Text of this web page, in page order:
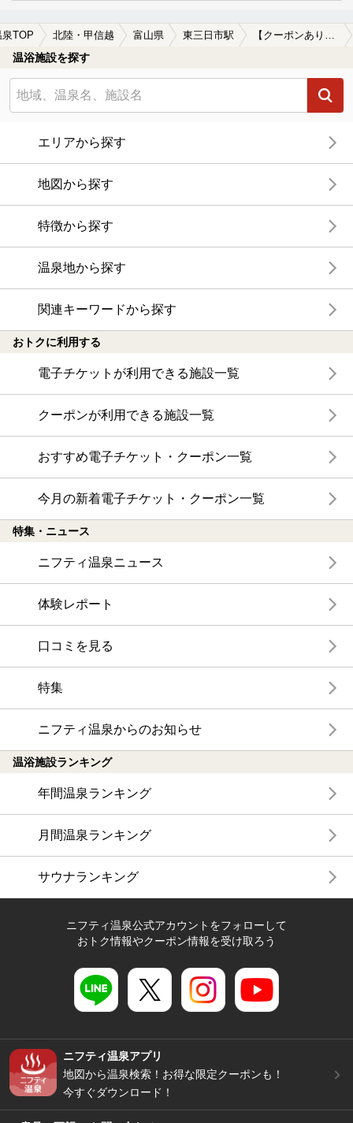
泉TOP 北陸・甲信越 富山県 東三日市駅 【クーポンあり】水風呂が楽しめる東三日市駅近くの温泉、日帰り温泉、スーパー銭湯おすすめ
温浴施設を探す
エリアから探す
地図から探す
特徴から探す
温泉地から探す
関連キーワードから探す
おトクに利用する
電子チケットが利用できる施設一覧
クーポンが利用できる施設一覧
おすすめ電子チケット・クーポン一覧
今月の新着電子チケット・クーポン一覧
特集・ニュース
ニフティ温泉ニュース
体験レポート
口コミを見る
特集
ニフティ温泉からのお知らせ
温浴施設ランキング
年間温泉ランキング
月間温泉ランキング
サウナランキング
ニフティ温泉公式アカウントをフォローして
おトク情報やクーポン情報を受け取ろう
ニフティ温泉アプリ
地図から温泉検索！お得な限定クーポンも！
今すぐダウンロード！